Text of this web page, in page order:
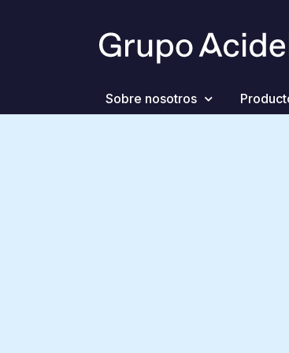
Sobre nosotros